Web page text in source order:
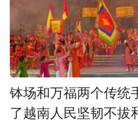
钵场和万福两个传统
了越南人民坚韧不拔